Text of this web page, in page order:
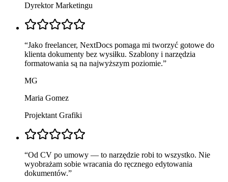
Dyrektor Marketingu
“Jako freelancer, NextDocs pomaga mi tworzyć gotowe do
klienta dokumenty bez wysiłku. Szablony i narzędzia
formatowania są na najwyższym poziomie.”
MG
Maria Gomez
Projektant Grafiki
“Od CV po umowy — to narzędzie robi to wszystko. Nie
wyobrażam sobie wracania do ręcznego edytowania
dokumentów.”